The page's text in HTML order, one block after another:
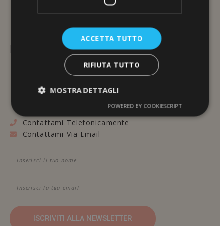
L'ERBORISTERIA
Via Brunelleschi, 117
Contattami Telefonicamente
Contattami Via Email
ISCRIVITI ALLA NEWSLETTER
ACCETTA TUTTO
RIFIUTA TUTTO
MOSTRA DETTAGLI
POWERED BY COOKIESCRIPT